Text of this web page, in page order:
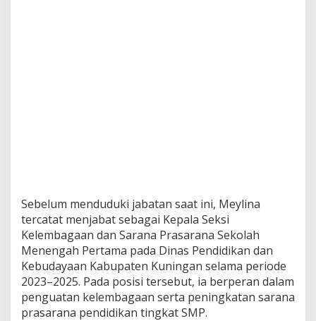
Sebelum menduduki jabatan saat ini, Meylina
tercatat menjabat sebagai Kepala Seksi
Kelembagaan dan Sarana Prasarana Sekolah
Menengah Pertama pada Dinas Pendidikan dan
Kebudayaan Kabupaten Kuningan selama periode
2023–2025. Pada posisi tersebut, ia berperan dalam
penguatan kelembagaan serta peningkatan sarana
prasarana pendidikan tingkat SMP.